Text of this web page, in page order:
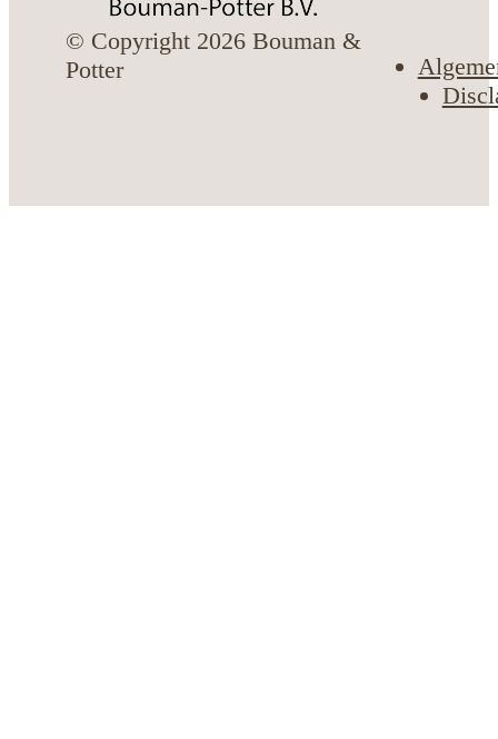
© Copyright 2026 Bouman &
Potter